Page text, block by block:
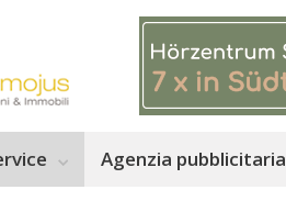
Agenzia pubblicitaria